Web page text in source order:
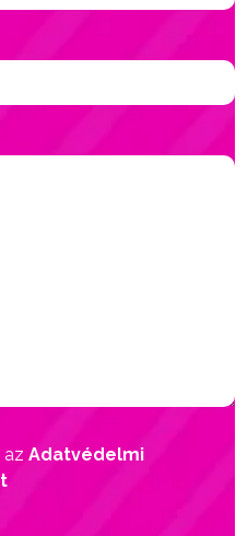
az Adatvédelmi